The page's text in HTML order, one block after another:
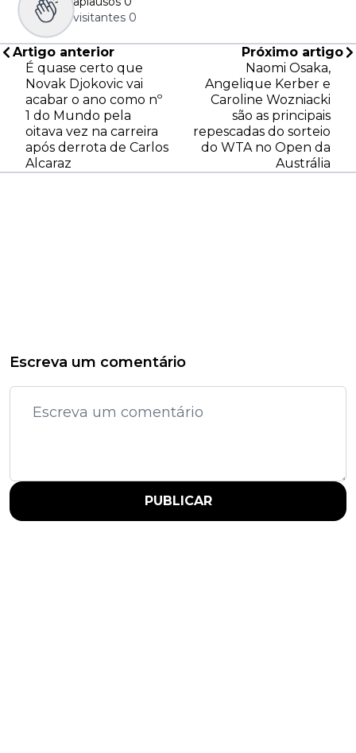
visitantes 0
Artigo anterior
É quase certo que
Novak Djokovic vai
acabar o ano como nº
1 do Mundo pela
oitava vez na carreira
após derrota de Carlos
Alcaraz
Próximo artigo
Naomi Osaka,
Angelique Kerber e
Caroline Wozniacki
são as principais
repescadas do sorteio
do WTA no Open da
Austrália
Escreva um comentário
PUBLICAR